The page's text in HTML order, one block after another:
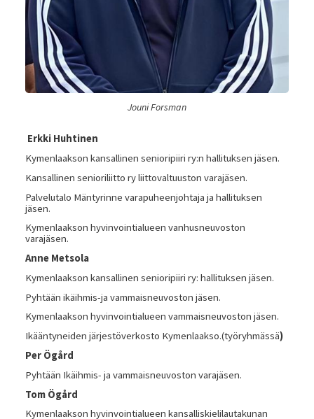
Jouni Forsman
Erkki Huhtinen
Kymenlaakson kansallinen senioripiiri ry:n hallituksen jäsen.
Kansallinen senioriliitto ry liittovaltuuston varajäsen.
Palvelutalo Mäntyrinne varapuheenjohtaja ja hallituksen
jäsen.
Kymenlaakson hyvinvointialueen vanhusneuvoston
varajäsen.
Anne Metsola
Kymenlaakson kansallinen senioripiiri ry: hallituksen jäsen.
Pyhtään ikäihmis-ja vammaisneuvoston jäsen.
Kymenlaakson hyvinvointialueen vammaisneuvoston jäsen.
Ikääntyneiden järjestöverkosto Kymenlaakso.(työryhmässä)
Per Ögård
Pyhtään Ikäihmis- ja vammaisneuvoston varajäsen.
Tom Ögård
Kymenlaakson hyvinvointialueen kansalliskielilautakunan